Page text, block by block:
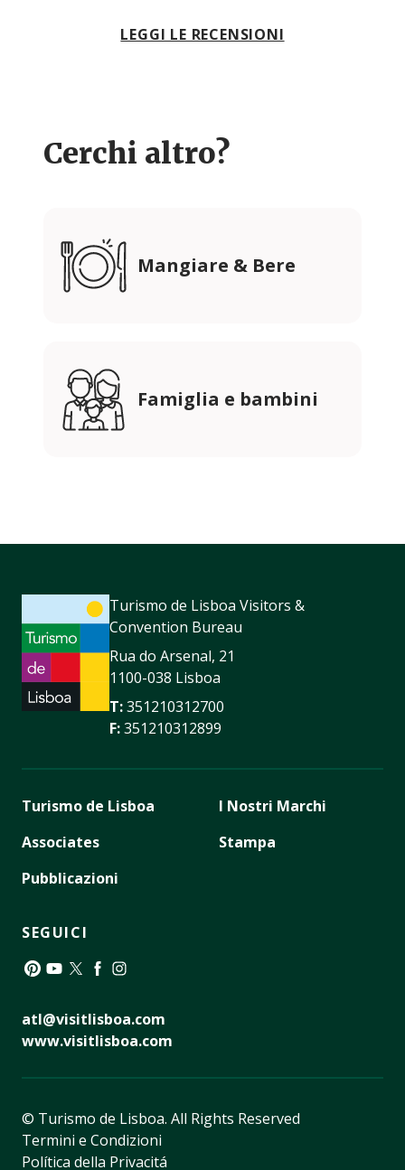
LEGGI LE RECENSIONI
Cerchi altro?
Mangiare & Bere
Famiglia e bambini
Turismo de Lisboa Visitors &
Convention Bureau
Rua do Arsenal, 21
1100-038 Lisboa
T:351210312700
F:351210312899
Turismo de Lisboa
Associates
Pubblicazioni
I Nostri Marchi
Stampa
SEGUICI
atl@visitlisboa.com
www.visitlisboa.com
© Turismo de Lisboa. All Rights Reserved
Termini e Condizioni
Política della Privacitá